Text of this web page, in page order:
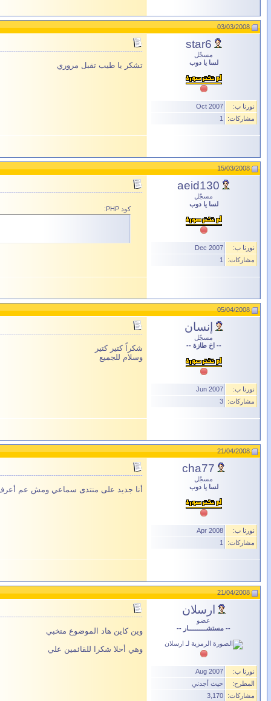
03/03/2008
star6
مسجّل
لسا يا دوب
نورنا ب:
Oct 2007
مشاركات:
1
تشكر يا طيب تقبل مروري
15/03/2008
aeid130
مسجّل
لسا يا دوب
نورنا ب:
Dec 2007
مشاركات:
1
كود PHP:
05/04/2008
إنسان
مسجّل
-- اخ طازة --
نورنا ب:
Jun 2007
مشاركات:
3
شكراً كتير كتير
وسلام للجميع
21/04/2008
cha77
مسجّل
لسا يا دوب
نورنا ب:
Apr 2008
مشاركات:
1
أنا جديد على منتدى سماعي ومش عم
21/04/2008
ارسلان
عضو
-- مستشــــــــــار --
نورنا ب:
Aug 2007
المطرح:
حيث أجدني
مشاركات:
3,170
وين كاين هاد الموضوع متخبي
وهي أحلا شكرا للقائمين علي